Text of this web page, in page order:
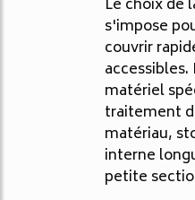
Le choix de
s'impose
couvrir
matériel
traitement
matériau,
interne
petite